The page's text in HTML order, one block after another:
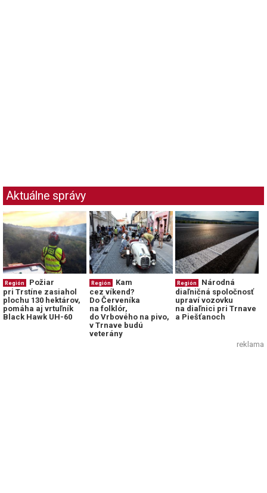
Aktuálne správy
Región
Požiar
pri Trstíne zasiahol
plochu 130 hektárov,
pomáha aj vrtuľník
Black Hawk UH-60
Región
Kam
cez víkend?
Do Červeníka
na folklór,
do Vrbového na pivo,
v Trnave budú
veterány
Región
Národná
diaľničná spoločnosť
upraví vozovku
na diaľnici pri Trnave
a Piešťanoch
reklama